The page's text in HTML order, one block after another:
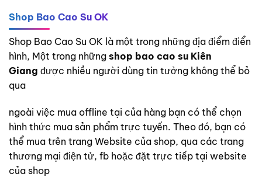
Shop Bao Cao Su OK
Shop Bao Cao Su OK là một trong những địa điểm điển
hình, Một trong những shop bao cao su Kiên
Giang được nhiều người dùng tin tưởng không thể bỏ
qua
ngoài việc mua offline tại của hàng bạn có thể chọn
hình thức mua sản phẩm trực tuyến. Theo đó, bạn có
thể mua trên trang Website của shop, qua các trang
thương mại điện tử, fb hoặc đặt trực tiếp tại website
của shop